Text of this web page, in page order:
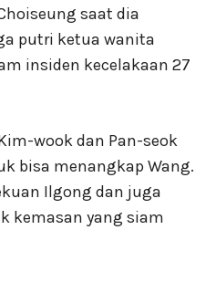
saat dia
putri ketua wanita
insiden kecelakaan 27
wook dan Pan-seok
bisa menangkap Wang.
Ilgong dan juga
kemasan yang siam